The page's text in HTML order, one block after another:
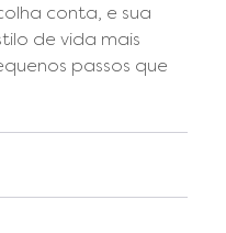
conta, e sua
de vida mais
passos que